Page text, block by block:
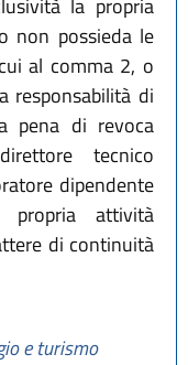
la propria
non possieda le
al comma 2, o
responsabilità di
pena di revoca
tecnico
dipendente
propria attività
di continuità
e turismo